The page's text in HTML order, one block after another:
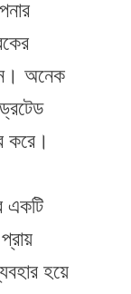
অনেক
করে।
একটি
হয়ে